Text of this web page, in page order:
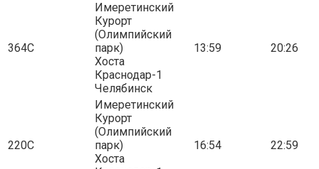
364С
Имеретинский
Курорт
(Олимпийский
парк)
Хоста
Краснодар-1
Челябинск
13:59 20:26
220С
Имеретинский
Курорт
(Олимпийский
парк)
Хоста
16:54 22:59